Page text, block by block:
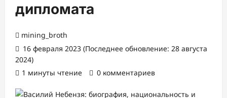
дипломата
mining_broth
16 февраля 2023 (Последнее обновление: 28 августа
2024)
1 минуты чтение
0 комментариев